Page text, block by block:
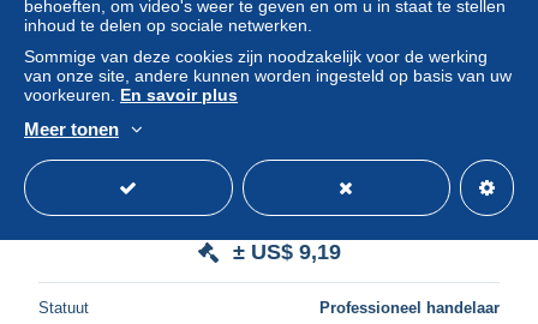
15987 belgique lot de 8 lettre et documents depuis 1949
cover
± US$ 9,19
Statuut Professioneel handelaar
behoeften, om video's weer te geven en om u in staat te stellen
inhoud te delen op sociale netwerken.
Sommige van deze cookies zijn noodzakelijk voor de werking
van onze site, andere kunnen worden ingesteld op basis van uw
voorkeuren. En savoir plus
Meer tonen